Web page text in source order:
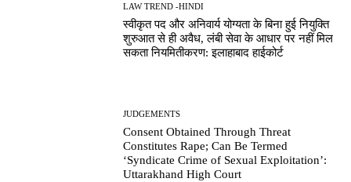
LAW TREND -HINDI
स्वीकृत पद और अनिवार्य योग्यता के बिना हुई नियुक्ति
शुरुआत से ही अवैध, लंबी सेवा के आधार पर नहीं मिल
सकता नियमितीकरण: इलाहाबाद हाईकोर्ट
JUDGEMENTS
Consent Obtained Through Threat
Constitutes Rape; Can Be Termed
‘Syndicate Crime of Sexual Exploitation’:
Uttarakhand High Court